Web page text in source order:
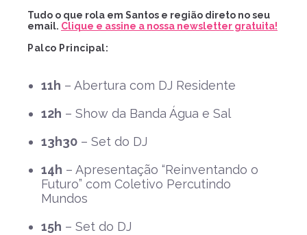
Tudo o que rola em Santos e região direto no seu
email. Clique e assine a nossa newsletter gratuita!
Palco Principal:
11h – Abertura com DJ Residente
12h – Show da Banda Água e Sal
13h30 – Set do DJ
14h – Apresentação “Reinventando o
Futuro” com Coletivo Percutindo
Mundos
15h – Set do DJ